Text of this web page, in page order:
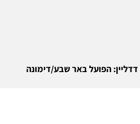
הפועל באר שבע/דימונה